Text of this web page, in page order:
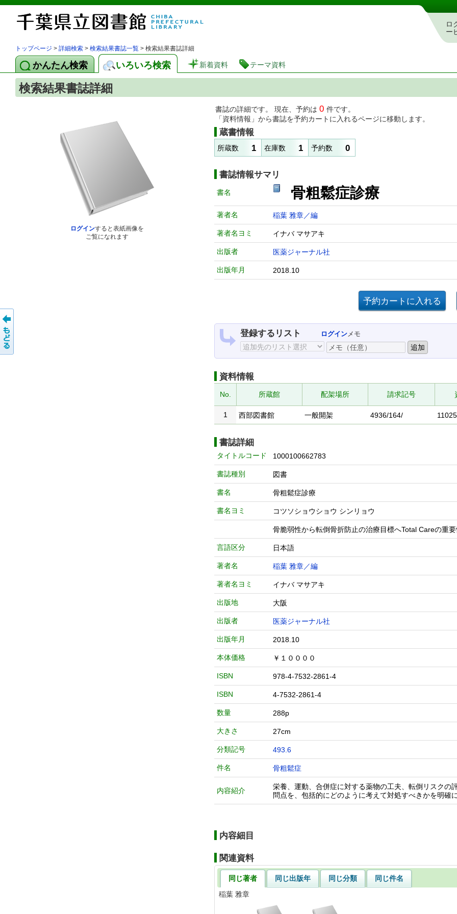
図書館 蔵書検索・予約システム
ロ
ー
トップページ > 詳細検索 > 検索結果書誌一覧 > 検索結果書誌詳細
かんたん検索 いろいろ検索 新着資料 テーマ資料
検索結果書誌詳細
ログインすると表紙画像を
ご覧になれます
書誌の詳細です。 現在、予約は 0 件です。
「資料情報」から書誌を予約カートに入れるページに移動します。
蔵書情報
所蔵数 1 在庫数 1 予約数 0
書誌情報サマリ
書名 骨粗鬆症診療
著者名 稲葉 雅章／編
著者名ヨミ イナバ マサアキ
出版者 医薬ジャーナル社
出版年月 2018.10
登録するリスト ログインメモ
資料情報
No. 所蔵館 配架場所 請求記号
1 西部図書館 一般開架 4936/164/
書誌詳細
タイトルコード 1000100662783
書誌種別 図書
書名 骨粗鬆症診療
書名ヨミ コツソショウショウ シンリョウ
骨脆弱性から転倒骨折防止の治療目標へTotal Careの重
言語区分 日本語
著者名 稲葉 雅章／編
著者名ヨミ イナバ マサアキ
出版地 大阪
出版者 医薬ジャーナル社
出版年月 2018.10
本体価格 ￥１００００
ISBN 978-4-7532-2861-4
ISBN 4-7532-2861-4
数量 288p
大きさ 27cm
分類記号 493.6
件名 骨粗鬆症
内容紹介
栄養、運動、合併症に対する薬物の工夫、転倒リスク
問点を、包括的にどのように考えて対処すべきかを明確
内容細目
関連資料
同じ著者 同じ出版年 同じ分類
同じ件名
稲葉 雅章